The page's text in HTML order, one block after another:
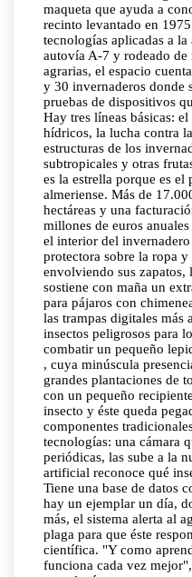
maqueta que ayuda a
recinto levantado en
tecnologías aplicadas a
autovía A-7 y rodeado
agrarias, el espacio
y 30 invernaderos donde
pruebas de dispositivos
Hay tres líneas básicas:
hídricos, la lucha contra
estructuras de los
subtropicales y otras
es la estrella porque es
almeriense. Más de
hectáreas y una
millones de euros
el interior del
protectora sobre la ropa
envolviendo sus zapatos,
sostiene con maña un
para pájaros con
las trampas digitales más
insectos peligrosos para
combatir un pequeño
, cuya minúscula
grandes plantaciones de
con un pequeño
insecto y éste queda
componentes
tecnologías: una cámara
periódicas, las sube a la
artificial reconoce qué
Tiene una base de datos
hay un ejemplar un día,
más, el sistema alerta al
plaga para que éste
científica. "Y como
funciona cada vez